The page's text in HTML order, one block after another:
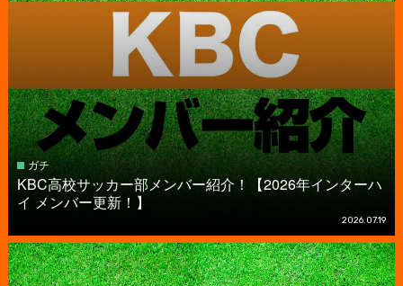
ガチ
KBC高校サッカー部メンバー紹介！【2026年インターハ
イ メンバー更新！】
2026.07.19